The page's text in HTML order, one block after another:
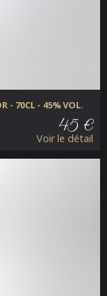
- 70CL - 45% VOL.
45 €
Voir le détail